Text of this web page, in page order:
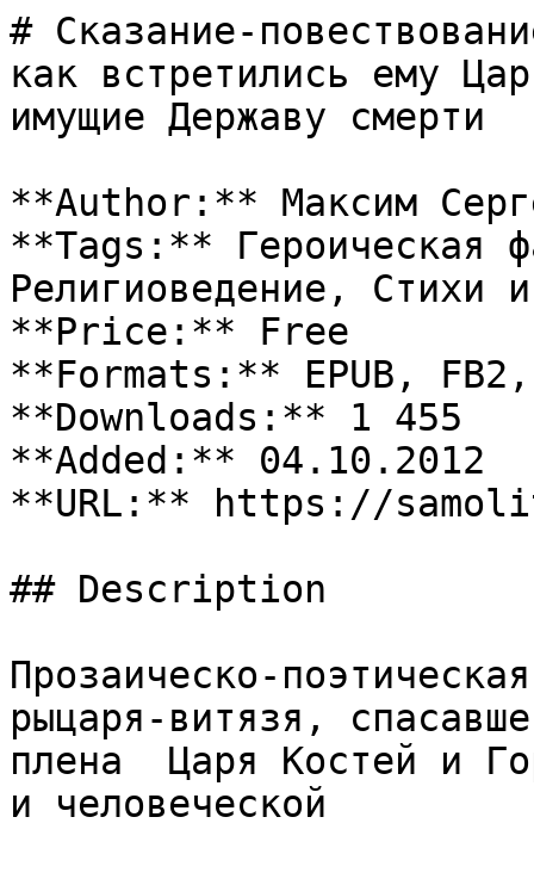
# Сказание-
как встретились ему
имущие Державу смерти
**Author:** Максим
**Tags:** Героическая
Религиоведение, Стихи
**Price:** Free
**Formats:** EPUB, FB2,
**Downloads:** 1 455
**Added:** 04.10.2012
**URL:** https://
## Description
Прозаическо-
рыцаря-витязя,
плена  Царя Костей и
и человеческой